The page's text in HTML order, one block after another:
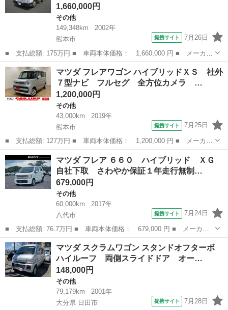
1,660,000円
その他
149,348km
2002年
熊本市
提携サイト 7月26日
■ 支払総額: 175万円 ■ 車両本体価格： 1,660,000 円 ■ メーカー
名： マツダ ■ 車種名： タイタントラック ■ グレード名：
ダンプ ＭＴ 後輪ダブル ＥＴＣ エアコン パワーウィンドウ
運転席エア...
熊本 熊本市 その他
マツダ フレアワゴン ハイブリッドＸＳ 社外
７型ナビ フルセグ 全方位カメラ …
1,200,000円
その他
43,000km
2019年
熊本市
提携サイト 7月25日
■ 支払総額: 127万円 ■ 車両本体価格： 1,200,000 円 ■ メーカー
名： マツダ ■ 車種名： フレアワゴン ■ グレード名： ハイブ
リッドＸＳ 社外７型ナビ フルセグ 全方位カメラ 衝突軽減ブレ
ーキ ＥＴ...
熊本 熊本市 その他
マツダ フレア ６６０ ハイブリッド ＸＧ
自社下取 さわやか保証１年走行無制…
679,000円
その他
60,000km
2017年
八代市
提携サイト 7月24日
■ 支払総額: 76.7万円 ■ 車両本体価格： 679,000 円 ■ メーカー
名： マツダ ■ 車種名： フレア ■ グレード名： ６６０ ハイ
ブリッド ＸＧ 自社下取 さわやか保証１年走行無制限 ■ 排気
量： 660...
熊本 八代市 その他
マツダ スクラムワゴン スタンドオフターボ
ハイルーフ 両側スライドドア オー…
148,000円
その他
79,179km
2001年
大分県 日田市
提携サイト 7月28日